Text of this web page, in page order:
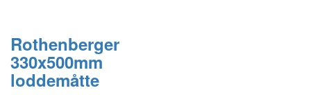
Rothenberger
330x500mm
loddemåtte